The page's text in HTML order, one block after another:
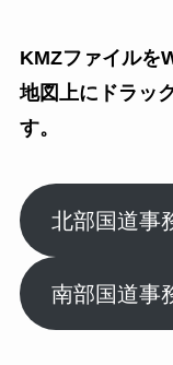
KMZファイルを
地図上にドラッ
す。
北部国道事
南部国道事